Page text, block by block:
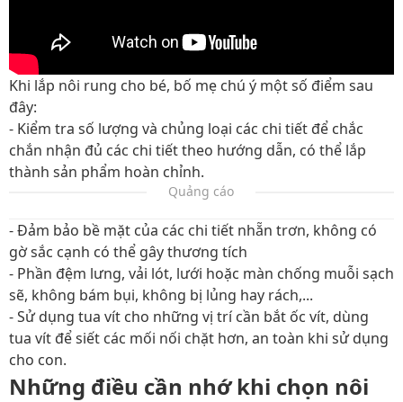
Khi lắp nôi rung cho bé, bố mẹ chú ý một số điểm sau
đây:
- Kiểm tra số lượng và chủng loại các chi tiết để chắc
chắn nhận đủ các chi tiết theo hướng dẫn, có thể lắp
thành sản phẩm hoàn chỉnh.
Quảng cáo
- Đảm bảo bề mặt của các chi tiết nhẵn trơn, không có
gờ sắc cạnh có thể gây thương tích
- Phần đệm lưng, vải lót, lưới hoặc màn chống muỗi sạch
sẽ, không bám bụi, không bị lủng hay rách,...
- Sử dụng tua vít cho những vị trí cần bắt ốc vít, dùng
tua vít để siết các mối nối chặt hơn, an toàn khi sử dụng
cho con.
Những điều cần nhớ khi chọn nôi